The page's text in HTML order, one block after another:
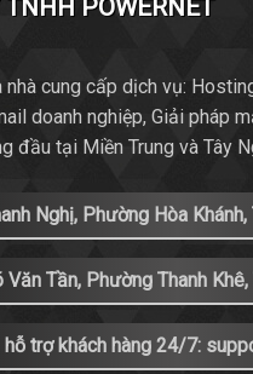
TNHH POWERNET
cung cấp dịch vụ:
doanh nghiệp, Giải pháp
đầu tại Miền Trung và Tây
Nghị, Phường Hòa
Văn Tần, Phường Thanh
hỗ trợ khách hàng 24/7: